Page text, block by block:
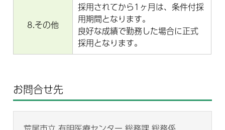
8.その他
採用されてから1ヶ月は、条件付採
用期間となります。
良好な成績で勤務した場合に正式
採用となります。
お問合せ先